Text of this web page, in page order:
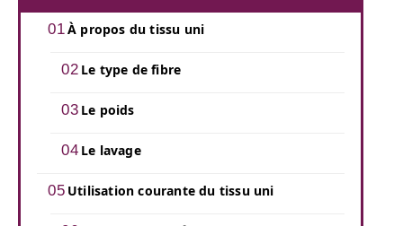
À propos du tissu uni
Le type de fibre
Le poids
Le lavage
Utilisation courante du tissu uni